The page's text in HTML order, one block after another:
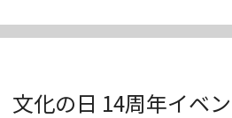
文化の日 14周年イベ